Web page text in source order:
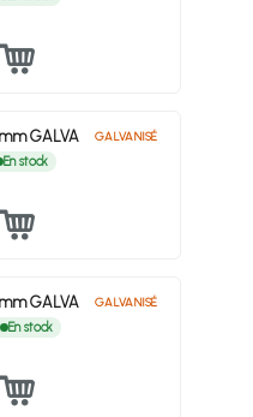
GALVA GALVANISÉ
En stock
GALVA GALVANISÉ
En stock